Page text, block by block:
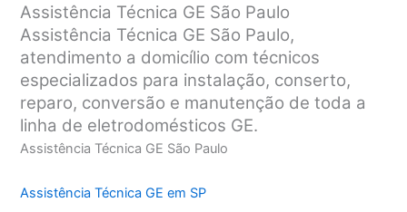
Assistência Técnica GE São Paulo
Assistência Técnica GE São Paulo,
atendimento a domicílio com técnicos
especializados para instalação, conserto,
reparo, conversão e manutenção de toda a
linha de eletrodomésticos GE.
Assistência Técnica GE São Paulo
Assistência Técnica GE em SP